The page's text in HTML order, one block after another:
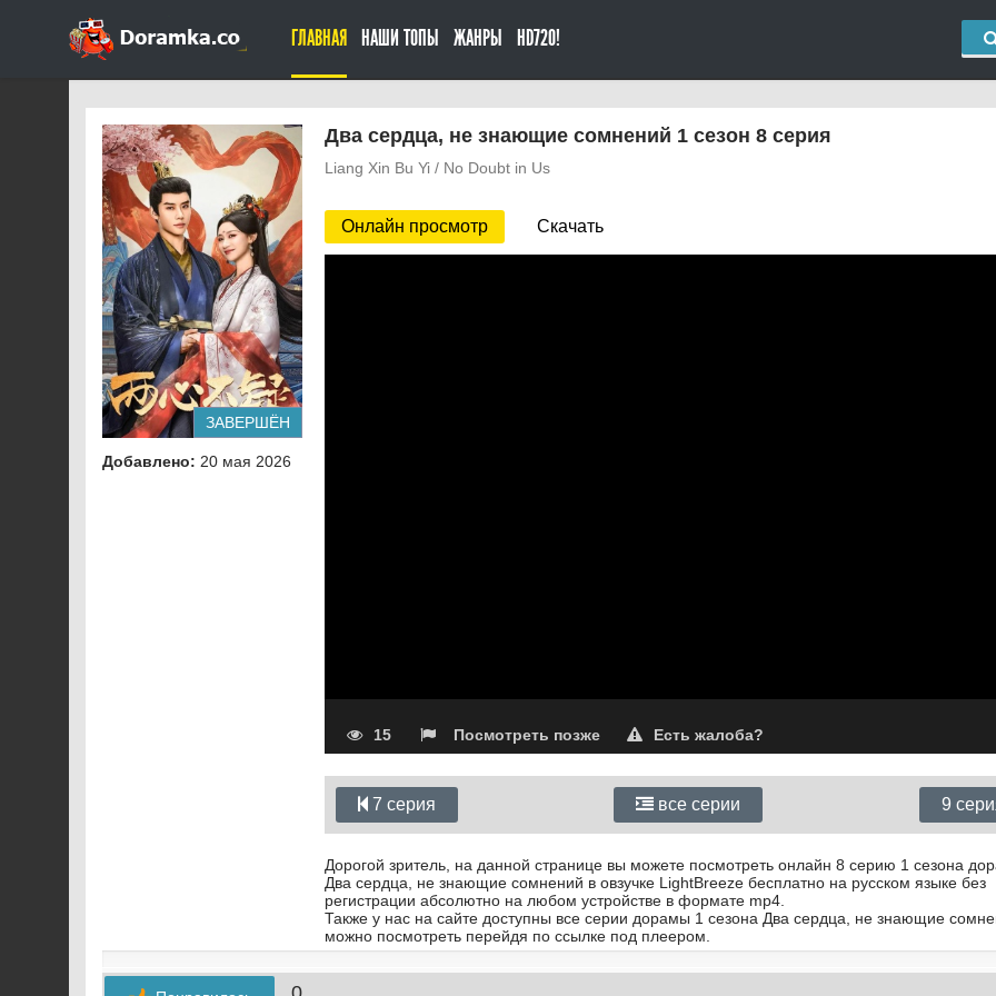
ГЛАВНАЯ НАШИ ТОПЫ ЖАНРЫ HD720!
Два сердца, не знающие сомнений 1 сезон 8 серия
Liang Xin Bu Yi / No Doubt in Us
Онлайн просмотр Скачать
15 Посмотреть позже Есть жалоба?
7 серия все серии 9
Дорогой зритель, на данной странице вы можете посмотреть онлайн 8 серию 1 сезона
Два сердца, не знающие сомнений в овзучке LightBreeze бесплатно на русском языке без
регистрации абсолютно на любом устройстве в формате mp4.
Также у нас на сайте доступны все серии дорамы 1 сезона Два сердца, не знающие
можно посмотреть перейдя по ссылке под плеером.
ЗАВЕРШЁН
Добавлено: 20 мая 2026